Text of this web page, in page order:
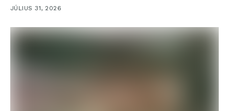
JÚLIUS 31, 2026